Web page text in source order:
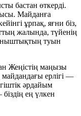
бастан өткерді.
Майданға
ұрпақ, яғни біз,
жалында, түйенің
туын
Жеңістің маңызы
майдандағы ерлігі —
әрдайым
ең үлкен